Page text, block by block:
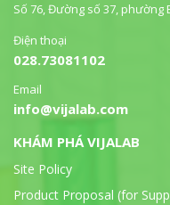
Số 76, Đường số 37, phường
Điện thoại
028.73081102
Email
info@vijalab.com
KHÁM PHÁ VIJALAB
Site Policy
Product Proposal (for